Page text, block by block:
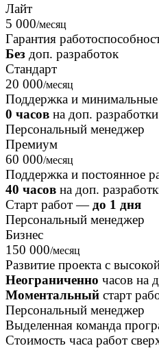
Лайт
5 000/месяц
Гарантия
Без доп. разработок
Стандарт
20 000/месяц
Поддержка и минимальные
0 часов на доп. разработки
Персональный менеджер
Премиум
60 000/месяц
Поддержка и постоянное
40 часов на доп.
Старт работ — до 1 дня
Персональный менеджер
Бизнес
150 000/месяц
Развитие проекта с
Неограниченно часов на
Моментальный старт
Персональный менеджер
Выделенная команда
Стоимость часа работ